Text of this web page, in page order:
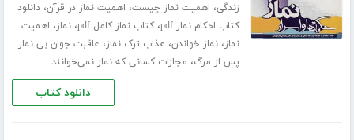
زندگی، اهمیت نماز چیست، اهمیت نماز در قرآن،دانلود
کتاب احکام نماز pdf
،کتاب نماز کامل pdf ،نماز، اهمیت
نماز،نماز خواندن، عذاب ترک نماز، عاقبت جوان بی نماز
پس از مرگ، مجازات کسانی که نماز نمی‌خوانند
دانلود کتاب